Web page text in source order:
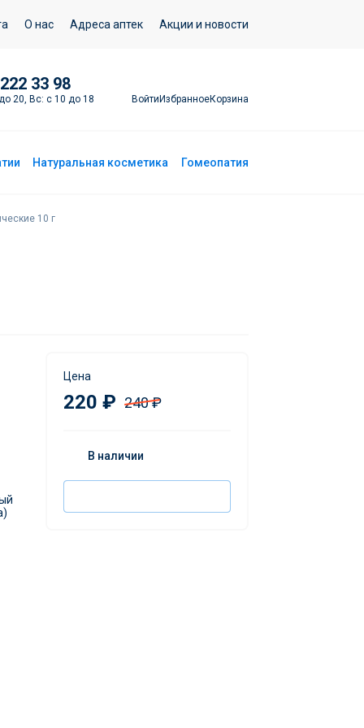
О нас Адреса аптек Акции и новости
33 98
20, Вс: с 10 до 18 ВойтиИзбранноеКорзина
Натуральная косметика Гомеопатия
10 г
Выбрать разведение
Цена
220 ₽ 240 ₽
В наличии